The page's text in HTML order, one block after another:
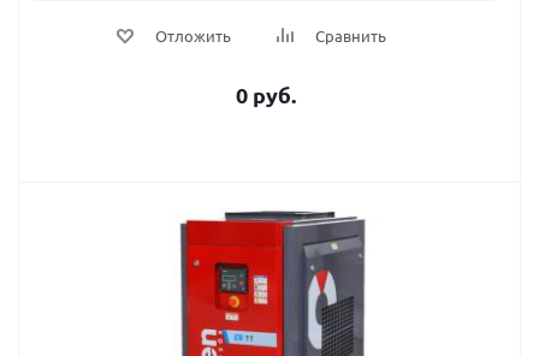
Отложить Сравнить
0 руб.